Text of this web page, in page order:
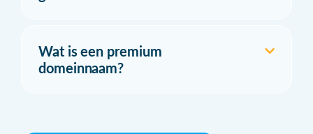
Wat is een premium
domeinnaam?